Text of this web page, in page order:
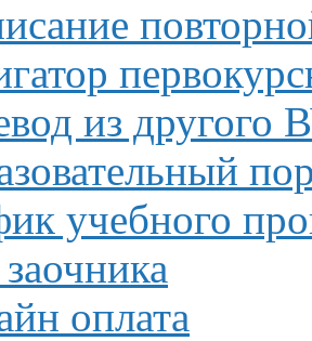
из другого
учебного
оплата